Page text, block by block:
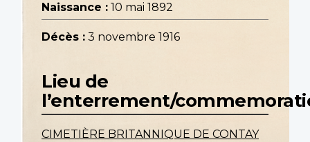
Naissance : 10 mai 1892
Décès : 3 novembre 1916
Lieu de
l’enterrement/
CIMETIÈRE BRITANNIQUE DE CONTAY